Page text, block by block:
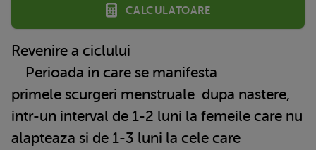
Calculatoare
Revenire a ciclului
Perioada in care se manifesta
primele scurgeri menstruale dupa nastere,
intr-un interval de 1-2 luni la femeile care nu
alapteaza si de 1-3 luni la cele care